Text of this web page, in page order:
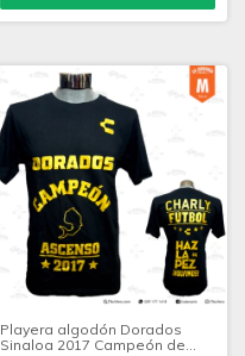
Playera algodón Dorados
Sinaloa 2017 Campeón de